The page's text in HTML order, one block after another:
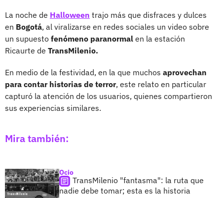
La noche de Halloween trajo más que disfraces y dulces
en Bogotá, al viralizarse en redes sociales un video sobre
un supuesto fenómeno paranormal en la estación
Ricaurte de TransMilenio.
En medio de la festividad, en la que muchos aprovechan
para contar historias de terror, este relato en particular
capturó la atención de los usuarios, quienes compartieron
sus experiencias similares.
Mira también:
Ocio
TransMilenio "fantasma": la ruta que
nadie debe tomar; esta es la historia